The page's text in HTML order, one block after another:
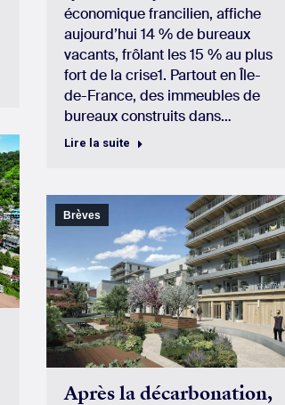
économique francilien, affiche
aujourd’hui 14 % de bureaux
vacants, frôlant les 15 % au plus
fort de la crise1. Partout en Île-
de-France, des immeubles de
bureaux construits dans…
Lire la suite
Brèves
Après la décarbonation,